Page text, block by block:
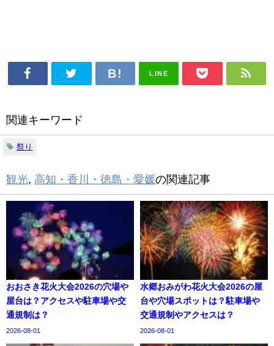
LINE
関連キーワード
祭り
観光, 高知・香川・徳島・愛媛の関連記事
おおさき花火大会2026の穴場や
屋台は？アクセスや駐車場や交
通規制は？
2026-08-01
水郷おみがわ花火大会2026の屋
台や穴場スポットは？駐車場や
交通規制やアクセスは？
2026-08-01